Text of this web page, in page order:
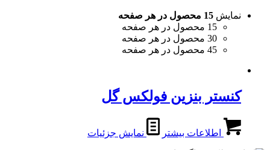
نمایش 15 محصول در هر صفحه
15 محصول در هر صفحه
30 محصول در هر صفحه
45 محصول در هر صفحه
کنستر بنزین فولکس گل
اطلاعات بیشتر نمایش جزئیات